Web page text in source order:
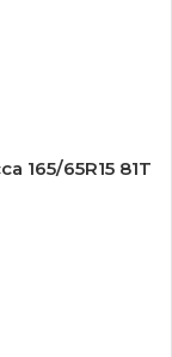
165/65R15 81T